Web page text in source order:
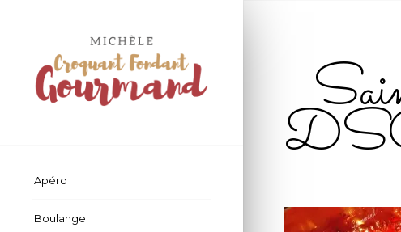
Apéro
Boulange